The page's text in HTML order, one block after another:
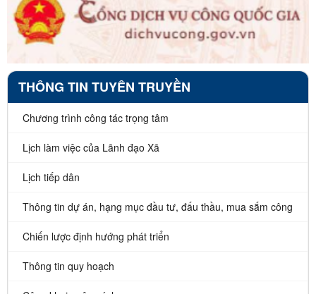
THÔNG TIN TUYÊN TRUYỀN
Chương trình công tác trọng tâm
Lịch làm việc của Lãnh đạo Xã
Lịch tiếp dân
Thông tin dự án, hạng mục đầu tư, đấu thầu, mua sắm công
Chiến lược định hướng phát triển
Thông tin quy hoạch